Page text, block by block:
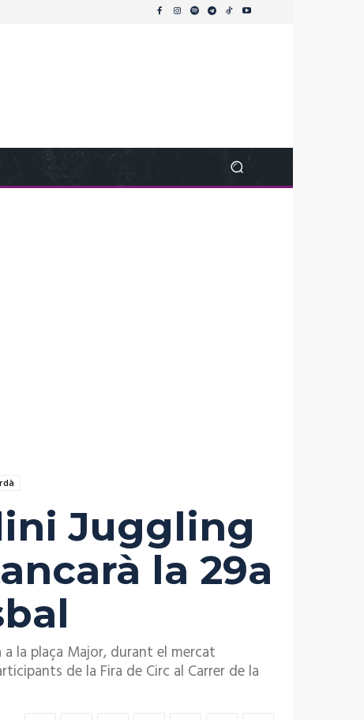
Juggling
la 29a
la plaça Major, durant el mercat
de la Fira de Circ al Carrer de la